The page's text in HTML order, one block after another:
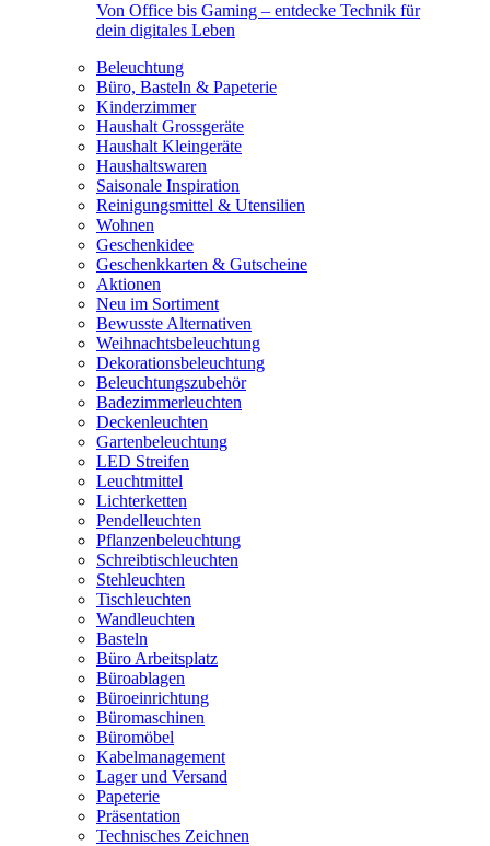
Von Office bis Gaming – entdecke Technik für
dein digitales Leben
Beleuchtung
Büro, Basteln & Papeterie
Kinderzimmer
Haushalt Grossgeräte
Haushalt Kleingeräte
Haushaltswaren
Saisonale Inspiration
Reinigungsmittel & Utensilien
Wohnen
Geschenkidee
Geschenkkarten & Gutscheine
Aktionen
Neu im Sortiment
Bewusste Alternativen
Weihnachtsbeleuchtung
Dekorationsbeleuchtung
Beleuchtungszubehör
Badezimmerleuchten
Deckenleuchten
Gartenbeleuchtung
LED Streifen
Leuchtmittel
Lichterketten
Pendelleuchten
Pflanzenbeleuchtung
Schreibtischleuchten
Stehleuchten
Tischleuchten
Wandleuchten
Basteln
Büro Arbeitsplatz
Büroablagen
Büroeinrichtung
Büromaschinen
Büromöbel
Kabelmanagement
Lager und Versand
Papeterie
Präsentation
Technisches Zeichnen